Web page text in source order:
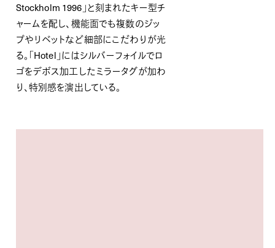
Stockholm 1996」と刻まれたキー型チ
ャームを配し、機能面でも複数のジッ
プやリベットなど細部にこだわりが光
る。「Hotel」にはシルバーフォイルでロ
ゴをデボス加工したミラータグが加わ
り、特別感を演出している。